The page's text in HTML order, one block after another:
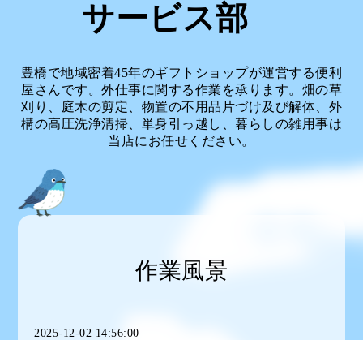
サービス部
豊橋で地域密着45年のギフトショップが運営する便利
屋さんです。外仕事に関する作業を承ります。畑の草
刈り、庭木の剪定、物置の不用品片づけ及び解体、外
構の高圧洗浄清掃、単身引っ越し、暮らしの雑用事は
当店にお任せください。
作業風景
2025-12-02 14:56:00